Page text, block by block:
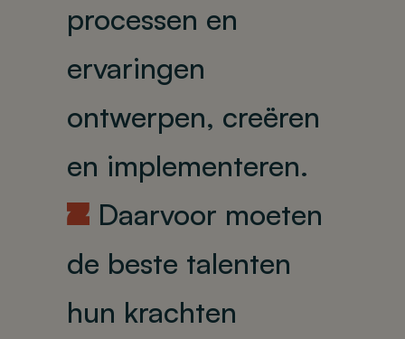
processen en
ervaringen
ontwerpen, creëren
en implementeren.
U Daarvoor moeten
de beste talenten
hun krachten